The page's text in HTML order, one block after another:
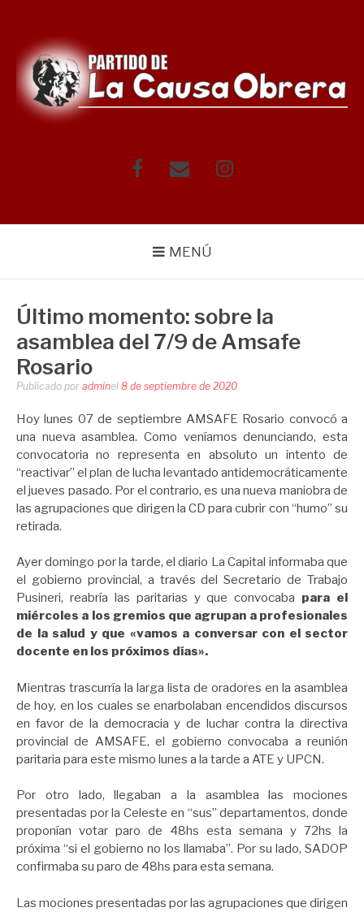
contenido
FacebookCorreo Instagram
MENÚ
Último momento: sobre la
asamblea del 7/9 de Amsafe
Rosario
Publicado por adminel 8 de septiembre de 2020
Hoy lunes 07 de septiembre AMSAFE Rosario convocó a
una nueva asamblea. Como veníamos denunciando, esta
convocatoria no representa en absoluto un intento de
“reactivar” el plan de lucha levantado antidemocráticamente
el jueves pasado. Por el contrario, es una nueva maniobra de
las agrupaciones que dirigen la CD para cubrir con “humo” su
retirada.
Ayer domingo por la tarde, el diario La Capital informaba que
el gobierno provincial, a través del Secretario de Trabajo
Pusineri, reabría las paritarias y que convocaba para el
miércoles a los gremios que agrupan a profesionales
de la salud y que «vamos a conversar con el sector
docente en los próximos días».
Mientras trascurría la larga lista de oradores en la asamblea
de hoy, en los cuales se enarbolaban encendidos discursos
en favor de la democracia y de luchar contra la directiva
provincial de AMSAFE, el gobierno convocaba a reunión
paritaria para este mismo lunes a la tarde a ATE y UPCN.
Por otro lado, llegaban a la asamblea las mociones
presentadas por la Celeste en “sus” departamentos, donde
proponían votar paro de 48hs esta semana y 72hs la
próxima “si el gobierno no los llamaba”. Por su lado, SADOP
confirmaba su paro de 48hs para esta semana.
Las mociones presentadas por las agrupaciones que dirigen